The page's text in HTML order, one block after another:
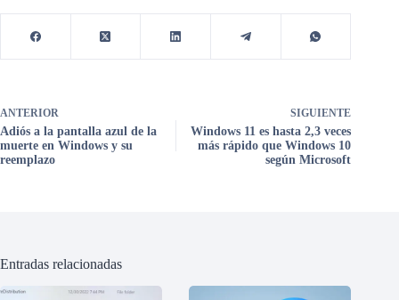
ANTERIOR
Adiós a la pantalla azul de la
muerte en Windows y su
reemplazo
SIGUIENTE
Windows 11 es hasta 2,3 veces
más rápido que Windows 10
según Microsoft
Entradas relacionadas